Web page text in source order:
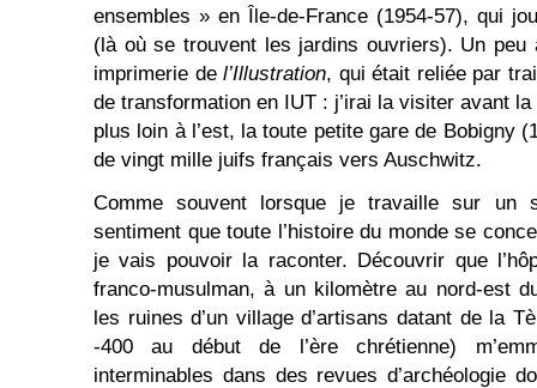
ensembles » en Île-de-France (1954-57), qui
(là où se trouvent les jardins ouvriers). Un peu
imprimerie de l’Illustration, qui était reliée par
de transformation en IUT : j’irai la visiter avant
plus loin à l’est, la toute petite gare de Bobigny
de vingt mille juifs français vers Auschwitz.
Comme souvent lorsque je travaille sur un
sentiment que toute l’histoire du monde se
je vais pouvoir la raconter. Découvrir que
franco-musulman, à un kilomètre au nord-est
les ruines d’un village d’artisans datant de la
-400 au début de l’ère chrétienne)
interminables dans des revues d’archéologie